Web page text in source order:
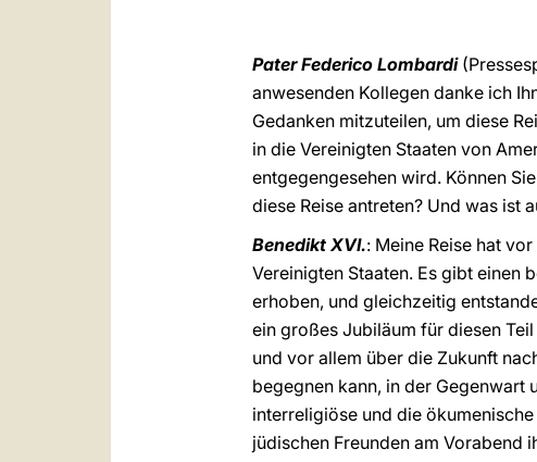
Pater Federico Lombardi
anwesenden Kollegen danke ich
Gedanken mitzuteilen, um diese
in die Vereinigten Staaten von
entgegengesehen wird. Können
diese Reise antreten? Und was ist
Benedikt XVI.: Meine Reise hat
Vereinigten Staaten. Es gibt einen
erhoben, und gleichzeitig
ein großes Jubiläum für diesen
und vor allem über die Zukunft
begegnen kann, in der Gegenwart
interreligiöse und die
jüdischen Freunden am Vorabend